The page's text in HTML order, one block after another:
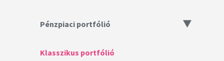
Pénzpiaci portfólió
Klasszikus portfólió